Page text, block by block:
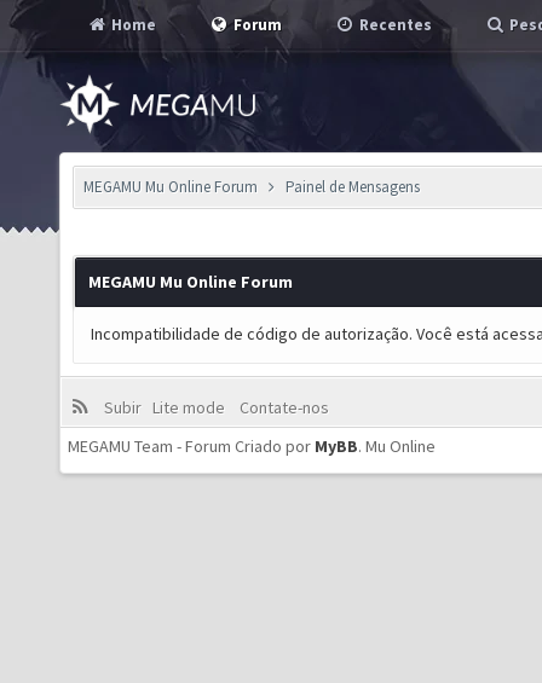
Home Forum Recentes
MEGAMU Mu Online Forum Painel de Mensagens
MEGAMU Mu Online Forum
Incompatibilidade de código de autorização. Você está
Subir Lite mode
Contate-nos
MEGAMU Team - Forum Criado por MyBB. Mu Online